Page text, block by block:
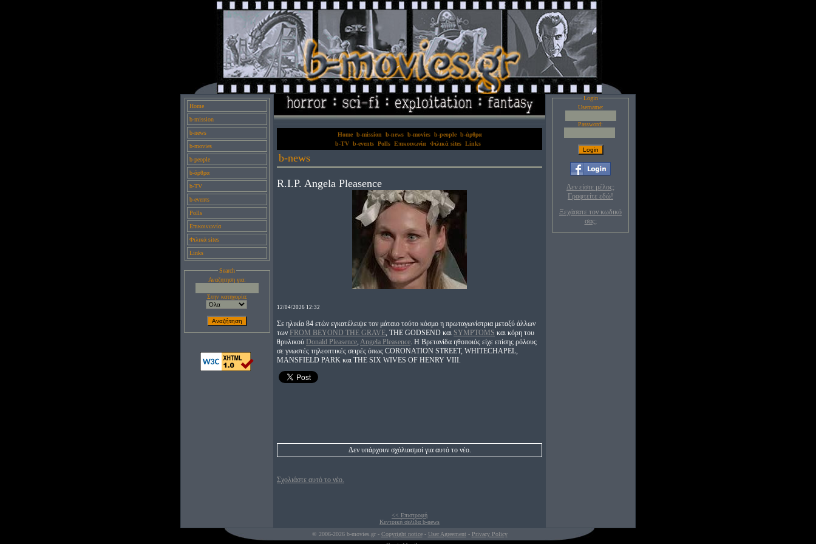
Home
b-mission
b-news
b-movies
b-people
b-άρθρα
b-TV
b-events
Polls
Επικοινωνία
Φιλικά sites
Links
Search
Αναζητηση για:
Στην κατηγορία:
Home b-mission b-news b-movies b-people b-άρθρα
b-TV b-events Polls Επικοινωνία Φιλικά sites Links
b-news
R.I.P. Angela Pleasence
12/04/2026 12:32
Σε ηλικία 84 ετών εγκατέλειψε τον μάταιο τούτο κόσμο η πρωταγωνίστρια μεταξύ άλλων
των FROM BEYOND THE GRAVE, THE GODSEND και SYMPTOMS και κόρη του
θρυλικού Donald Pleasence, Angela Pleasence. Η Βρετανίδα ηθοποιός είχε επίσης ρόλους
σε γνωστές τηλεοπτικές σειρές όπως CORONATION STREET, WHITECHAPEL,
MANSFIELD PARK και THE SIX WIVES OF HENRY VIII.
Δεν υπάρχουν σχόλιασμοί για αυτό το νέο.
Σχολιάστε αυτό το νέο.
<< Επιστροφή
Κεντρική σελίδα b-news
Login
Username:
Password:
Δεν είστε μέλος;
Γραφτείτε εδώ!
Ξεχάσατε τον κωδικό
σας;
© 2006-2026 b-movies.gr - Copyright notice- User Agreement - Privacy Policy